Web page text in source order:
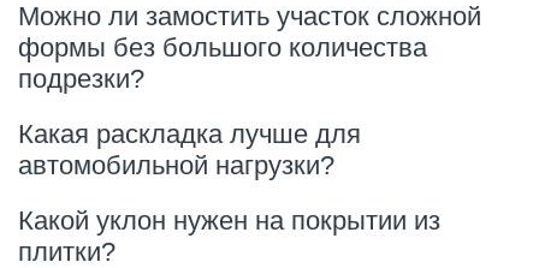
Можно ли замостить участок сложной
формы без большого количества
подрезки?
Какая раскладка лучше для
автомобильной нагрузки?
Какой уклон нужен на покрытии из
плитки?